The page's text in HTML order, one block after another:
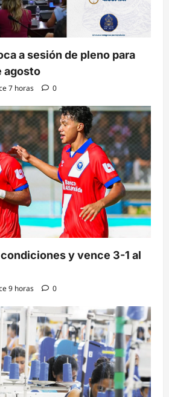
a sesión de pleno para
agosto
7 horas 0
y vence 3-1 al
9 horas 0